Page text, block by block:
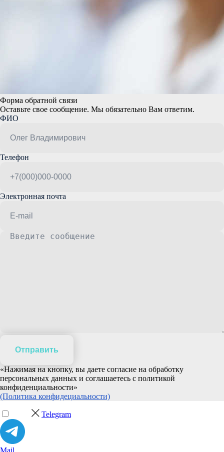
Форма обратной связи
Оставьте свое сообщение. Мы обязательно Вам ответим.
ФИО
Телефон
Электронная почта
Отправить
«Нажимая на кнопку, вы даете согласие на обработку
персональных данных и соглашаетесь c политикой
конфиденциальности»
(Политика конфидециальности)
Telegram
Mail